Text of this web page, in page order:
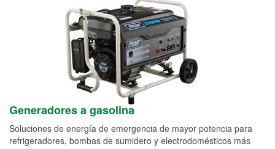
Generadores a gasolina
Soluciones de energía de emergencia de mayor potencia para
refrigeradores, bombas de sumidero y electrodomésticos más